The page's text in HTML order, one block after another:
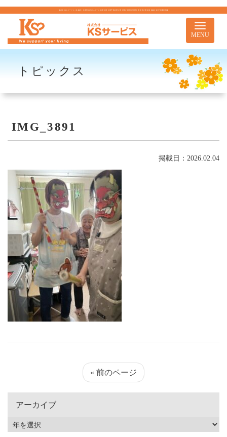
株式会社KSサービス｜札幌市｜住宅型有料老人ホーム 訪問介護 介護予防訪問介護 居宅介護 重度訪問介護 居宅介護支援 移動支援 児童通所事業
Toggle
MENU
トピックス
IMG_3891
掲載日：2026.02.04
« 前のページ
アーカイブ